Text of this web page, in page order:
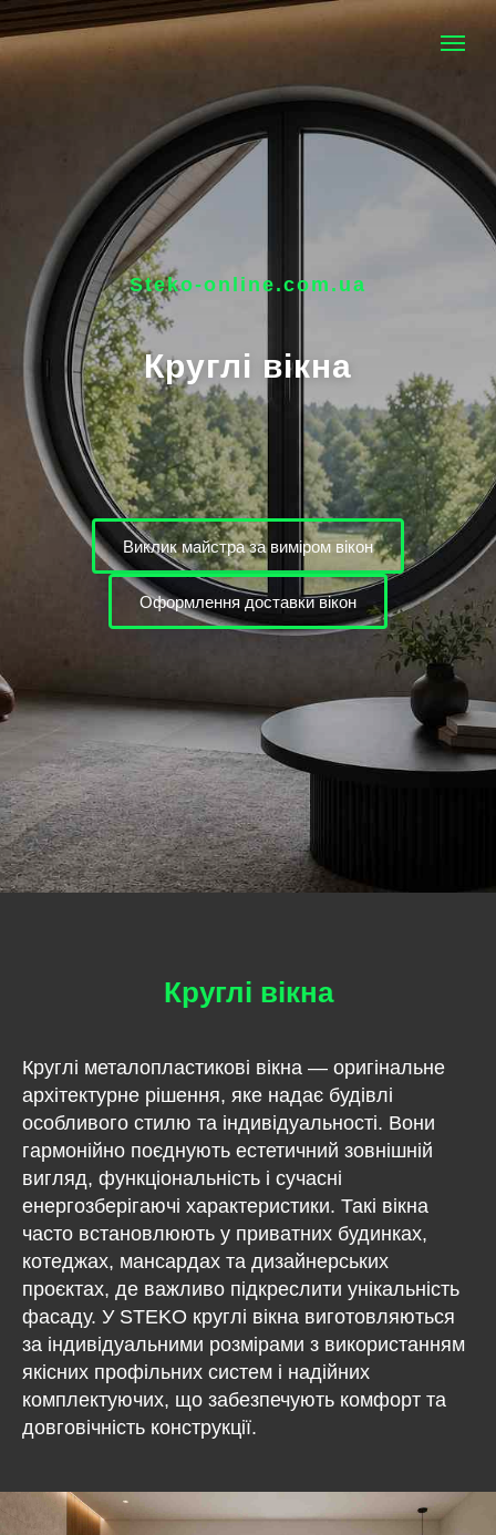
Steko-online.com.ua
Круглі вікна
Виклик майстра за виміром вікон
Оформлення доставки вікон
Круглі вікна
Круглі металопластикові вікна — оригінальне
архітектурне рішення, яке надає будівлі
особливого стилю та індивідуальності. Вони
гармонійно поєднують естетичний зовнішній
вигляд, функціональність і сучасні
енергозберігаючі характеристики. Такі вікна
часто встановлюють у приватних будинках,
котеджах, мансардах та дизайнерських
проєктах, де важливо підкреслити унікальність
фасаду. У STEKO круглі вікна виготовляються
за індивідуальними розмірами з використанням
якісних профільних систем і надійних
комплектуючих, що забезпечують комфорт та
довговічність конструкції.